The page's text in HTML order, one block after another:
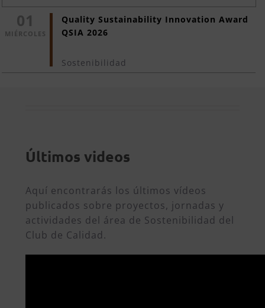
01
MIÉRCOLES
Quality Sustainability Innovation Award
QSIA 2026
Sostenibilidad
Últimos videos
Aquí encontrarás los últimos vídeos
publicados sobre proyectos, jornadas y
actividades del área de Sostenibilidad del
Club de Calidad.